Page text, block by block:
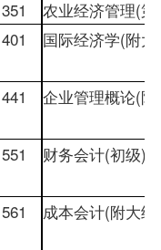
农业经济管理(第
国际经济学(附大
企业管理概论(
财务会计(初级)(
成本会计(附大纲